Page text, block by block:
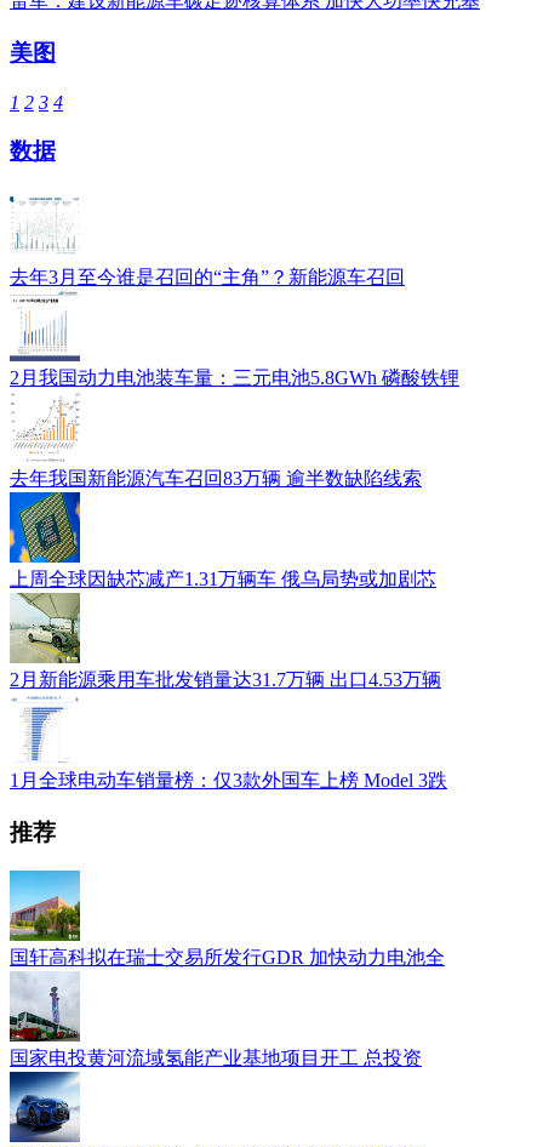
美图
1 2 3 4
数据
去年3月至今谁是召回的“主角”？新能源车召回
2月我国动力电池装车量：三元电池5.8GWh 磷酸铁锂
去年我国新能源汽车召回83万辆 逾半数缺陷线索
上周全球因缺芯减产1.31万辆车 俄乌局势或加剧芯
2月新能源乘用车批发销量达31.7万辆 出口4.53万辆
1月全球电动车销量榜：仅3款外国车上榜 Model 3跌
推荐
国轩高科拟在瑞士交易所发行GDR 加快动力电池全
国家电投黄河流域氢能产业基地项目开工 总投资